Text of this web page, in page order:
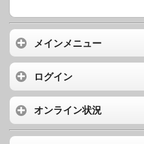
メインメニュー
ログイン
オンライン状況